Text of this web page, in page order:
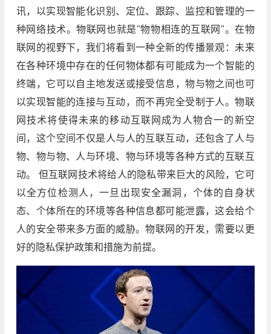
讯，以实现智能化识别、定位、跟踪、监控和管理的一
种网络技术。物联网也就是"物物相连的互联网"。在物
联网的视野下，我们将看到一种全新的传播景观：未来
在各种环境中存在的任何物体都有可能成为一个智能的
终端，它可以自主地发送或接受信息，物与物之间也可
以实现智能的连接与互动，而不再完全受制于人。物联
网技术将使得未来的移动互联网成为人物合一的新空
间，这个空间不仅是人与人的互联互动，还包含了人与
物、物与物、人与环境、物与环境等各种方式的互联互
动。 但互联网技术将给人的隐私带来巨大的风险，它可
以全方位检测人，一旦出现安全漏洞，个体的自身状
态、个体所在的环境等各种信息都可能泄露，这会给个
人的安全带来多方面的威胁。物联网的开发，需要以更
好的隐私保护政策和措施为前提。